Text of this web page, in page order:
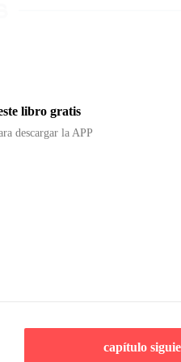
libro gratis
descargar la APP
capítulo